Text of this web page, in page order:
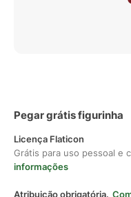
Pegar grátis figurinha
Licença Flaticon
Grátis para uso pessoal e
informações
Atribuição obrigatória.